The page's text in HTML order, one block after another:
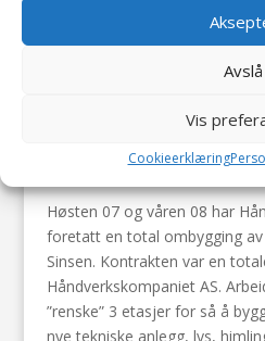
Avslå
Vis
Cookieerklæring
Ica-huset
Høsten 07 og våren 08 har
foretatt en total ombygging
Sinsen. Kontrakten var en
Håndverkskompaniet AS.
”renske” 3 etasjer for så å
nye tekniske anlegg, lys,